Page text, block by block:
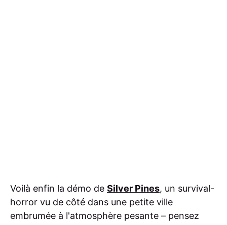
Voilà enfin la démo de Silver Pines, un survival-
horror vu de côté dans une petite ville
embrumée à l'atmosphère pesante – pensez